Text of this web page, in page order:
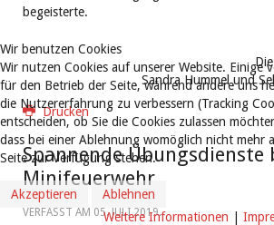
begeisterte.
Sandra Hummel und
Drucken
Spannende Übungsdienste
Minifeuerwehr
VERFASST AM 05. JULI 2019.
Wir benutzen Cookies
Wir nutzen Cookies auf unserer Website. Einige
für den Betrieb der Seite, während andere uns
die Nutzererfahrung zu verbessern (Tracking
entscheiden, ob Sie die Cookies zulassen
dass bei einer Ablehnung womöglich nicht mehr
Seite zur Verfügung stehen.
Akzeptieren
Ablehnen
Weitere Informationen